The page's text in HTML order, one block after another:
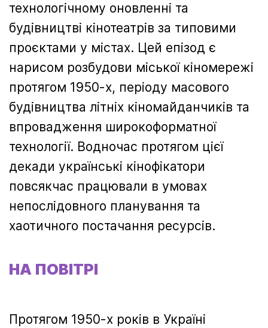
технологічному оновленні та
будівництві кінотеатрів за типовими
проєктами у містах. Цей епізод є
нарисом розбудови міської кіномережі
протягом 1950-х, періоду масового
будівництва літніх кіномайданчиків та
впровадження широкоформатної
технології. Водночас протягом цієї
декади українські кінофікатори
повсякчас працювали в умовах
непослідовного планування та
хаотичного постачання ресурсів.
НА ПОВІТРІ
Протягом 1950-х років в Україні